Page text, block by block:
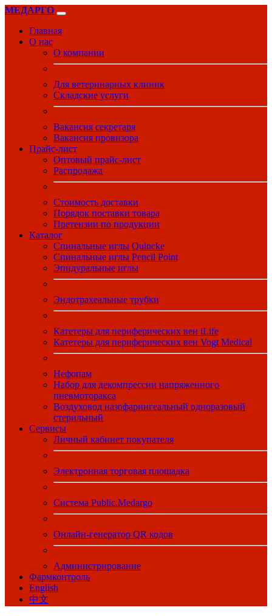
МЕДАРГО
Главная
О нас
О компании
Для ветеринарных клиник
Складские услуги
Вакансия секретаря
Вакансия провизора
Прайс-лист
Оптовый прайс-лист
Распродажа
Стоимость доставки
Порядок поставки товара
Претензии по продукции
Каталог
Спинальные иглы Quincke
Спинальные иглы Pencil Point
Эпидуральные иглы
Эндотрахеальные трубки
Катетеры для периферических вен iLife
Катетеры для периферических вен Vogt Medical
Нефопам
Набор для декомпрессии напряженного
пневмоторакса
Воздуховод назофарингеальный одноразовый
стерильный
Сервисы
Личный кабинет покупателя
Электронная торговая площадка
Система Public.Medargo
Онлайн-генератор QR кодов
Администрирование
Фармконтроль
English
中文